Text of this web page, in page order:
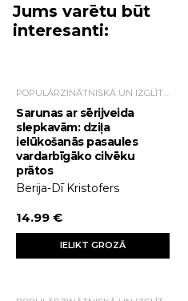
Jums varētu būt
interesanti:
POPULĀRZINĀTNISKĀ UN IZGLĪTOJOŠĀ LITERATŪRA
Sarunas ar sērijveida
slepkavām: dziļa
ielūkošanās pasaules
vardarbīgāko cilvēku
prātos
Berija-Dī Kristofers
14.99 €
IELIKT GROZĀ